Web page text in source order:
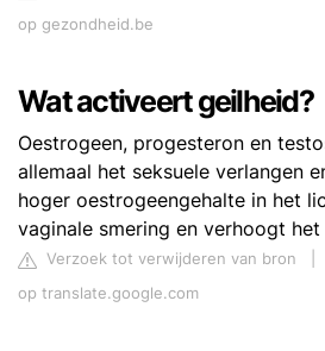
op gezondheid.be
Wat activeert geilheid?
Oestrogeen, progesteron en
allemaal het seksuele verlangen
hoger oestrogeengehalte in het
vaginale smering en verhoogt
Verzoek tot verwijderen van bron
op translate.google.com